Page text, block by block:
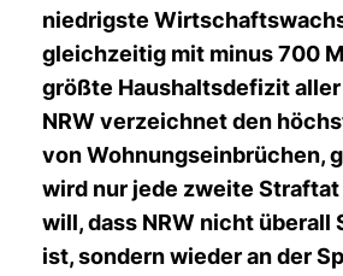
niedrigste
gleichzeitig mit minus 700
größte Haushaltsdefizit aller
NRW verzeichnet den
von Wohnungseinbrüchen,
wird nur jede zweite
will, dass NRW nicht überall
ist, sondern wieder an der